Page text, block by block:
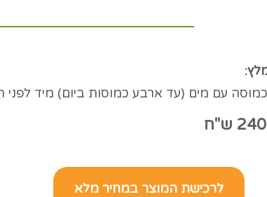
עם מים (עד ארבע כמוסות ביום) מיד לפני
לרכישת המוצר במחיר מלא